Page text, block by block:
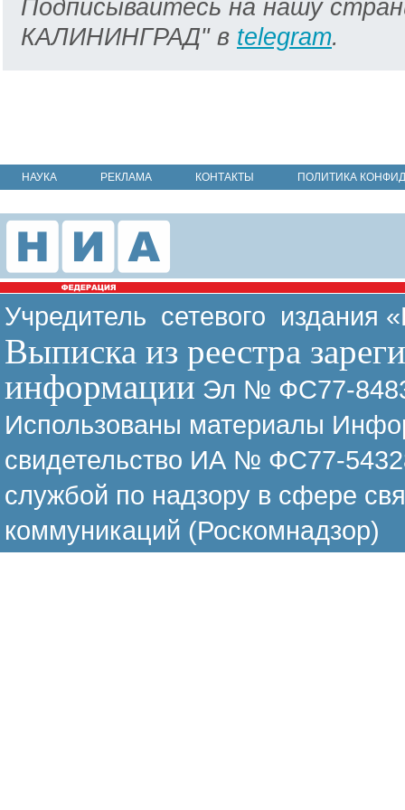
Подписывайтесь на нашу
КАЛИНИНГРАД" в telegram.
НАУКА РЕКЛАМА КОНТАКТЫ ПОЛИТИКА
Учредитель сетевого издания
Выписка из реестра
информации Эл № ФС77-
Использованы материалы
свидетельство ИА № ФС77-
службой по надзору в сфере
коммуникаций (Роскомнадзор)